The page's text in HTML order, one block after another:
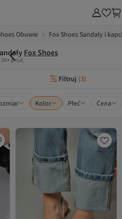
Obuwie Fox Shoes Sandały i
Fox Shoes
20+ prod.
Filtruj (3)
Kolor Płeć Cena